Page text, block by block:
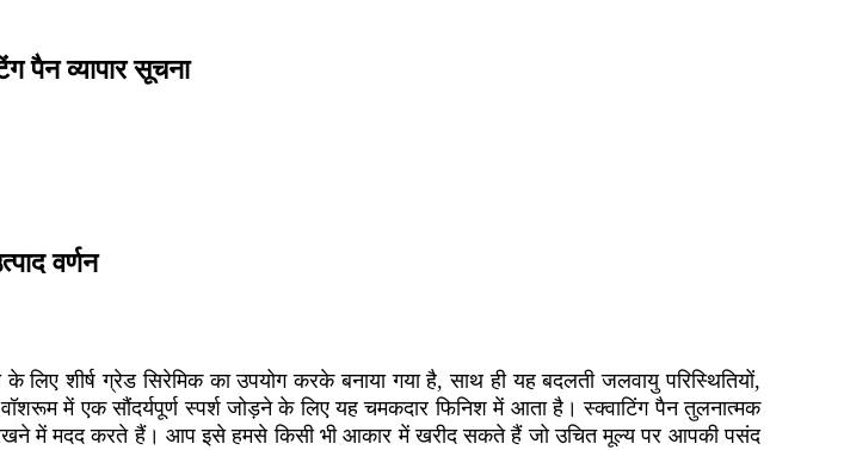
पैन व्यापार सूचना
वर्णन
शीर्ष ग्रेड सिरेमिक का उपयोग करके बनाया गया है, साथ ही यह बदलती जलवायु परिस्थितियों,
में एक सौंदर्यपूर्ण स्पर्श जोड़ने के लिए यह चमकदार फिनिश में आता है। स्क्वाटिंग पैन तुलनात्मक
में मदद करते हैं। आप इसे हमसे किसी भी आकार में खरीद सकते हैं जो उचित मूल्य पर आपकी पसंद